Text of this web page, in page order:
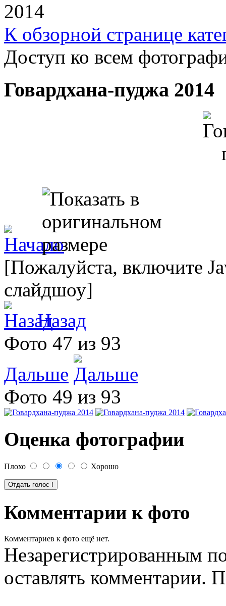
2014
К обзорной странице
Доступ ко всем
Говардхана-пуджа 2014
[Пожалуйста, включите
слайдшоу]
Назад
Фото 47 из 93
Дальше
Фото 49 из 93
Оценка фотографии
Плохо Хорошо
Комментарии к фото
Комментариев к фото ещё нет.
Незарегистрированным
оставлять комментарии.